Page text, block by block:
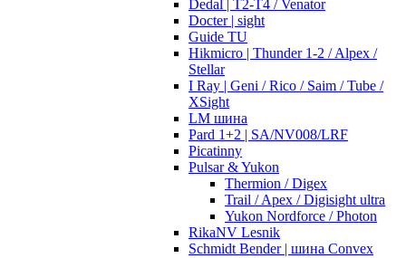
Dedal | T2-T4 / Venator
Docter | sight
Guide TU
Hikmicro | Thunder 1-2 / Alpex /
Stellar
I Ray | Geni / Rico / Saim / Tube /
XSight
LM шина
Pard 1+2 | SA/NV008/LRF
Picatinny
Pulsar & Yukon
Thermion / Digex
Trail / Apex / Digisight ultra
Yukon Nordforce / Photon
RikaNV Lesnik
Schmidt Bender | шина Convex